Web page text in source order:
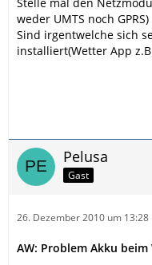
weder UMTS noch GPRS)
Sind irgentwelche sich
installiert(Wetter App
Pelusa
Gast
26. Dezember 2010 um 13:28
AW: Problem Akku